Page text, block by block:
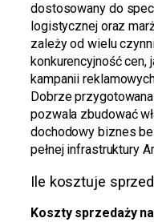
dostosowany do
logistycznej oraz
zależy od wielu
konkurencyjność
kampanii
Dobrze
pozwala zbudować
dochodowy biznes
pełnej infrastruktury
Ile kosztuje
Koszty sprzedaży